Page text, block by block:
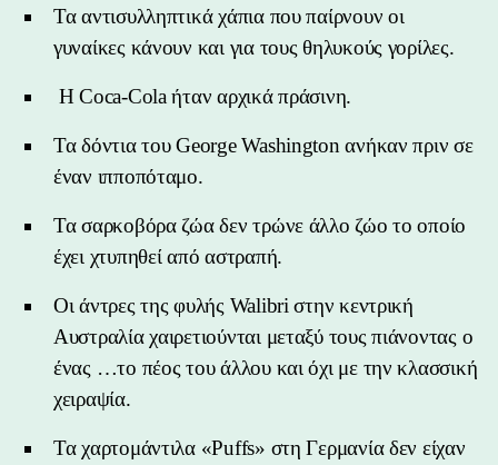
Τα αντισυλληπτικά χάπια που παίρνουν οι
γυναίκες κάνουν και για τους θηλυκούς γορίλες.
Η Coca-Cola ήταν αρχικά πράσινη.
Τα δόντια του George Washington ανήκαν πριν σε
έναν ιπποπόταμο.
Τα σαρκοβόρα ζώα δεν τρώνε άλλο ζώο το οποίο
έχει χτυπηθεί από αστραπή.
Οι άντρες της φυλής Walibri στην κεντρική
Αυστραλία χαιρετιούνται μεταξύ τους πιάνοντας ο
ένας …το πέος του άλλου και όχι με την κλασσική
χειραψία.
Τα χαρτομάντιλα «Puffs» στη Γερμανία δεν είχαν